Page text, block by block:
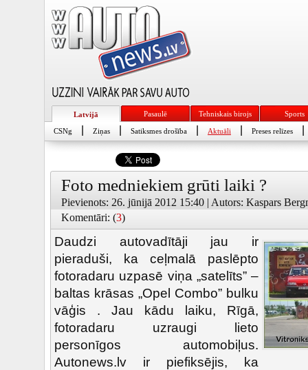
Latvijā Pasaulē Tehniskais birojs Sports
CSNg Ziņas Satiksmes drošība Aktuāli Preses relīzes
Foto medniekiem grūti laiki ?
Pievienots: 26. jūnijā 2012 15:40 | Autors: Kaspars
Komentāri: (3)
Daudzi autovadītāji jau ir
pieraduši, ka ceļmalā paslēpto
fotoradaru uzpasē viņa „satelīts” –
baltas krāsas „Opel Combo” bulku
vāģis . Jau kādu laiku, Rīgā,
fotoradaru uzraugi lieto
personīgos automobiļus.
Autonews.lv ir piefiksējis, ka